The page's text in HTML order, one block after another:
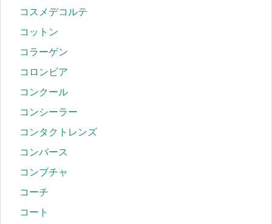
コスメデコルテ
コットン
コラーゲン
コロンビア
コンクール
コンシーラー
コンタクトレンズ
コンバース
コンブチャ
コーチ
コート